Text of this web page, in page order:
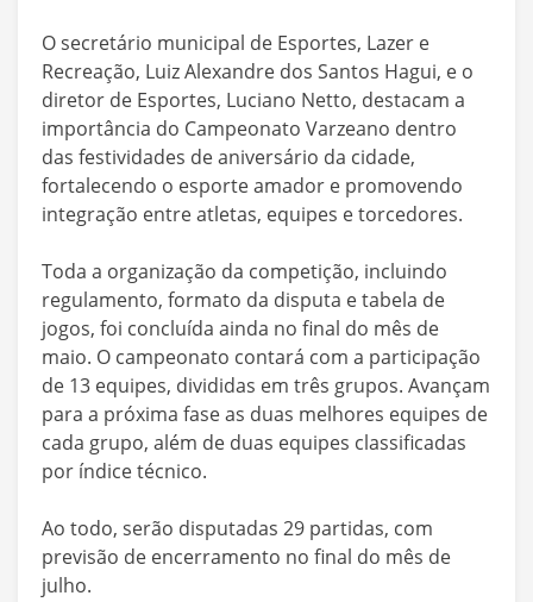
O secretário municipal de Esportes, Lazer e
Recreação, Luiz Alexandre dos Santos Hagui, e o
diretor de Esportes, Luciano Netto, destacam a
importância do Campeonato Varzeano dentro
das festividades de aniversário da cidade,
fortalecendo o esporte amador e promovendo
integração entre atletas, equipes e torcedores.
Toda a organização da competição, incluindo
regulamento, formato da disputa e tabela de
jogos, foi concluída ainda no final do mês de
maio. O campeonato contará com a participação
de 13 equipes, divididas em três grupos. Avançam
para a próxima fase as duas melhores equipes de
cada grupo, além de duas equipes classificadas
por índice técnico.
Ao todo, serão disputadas 29 partidas, com
previsão de encerramento no final do mês de
julho.